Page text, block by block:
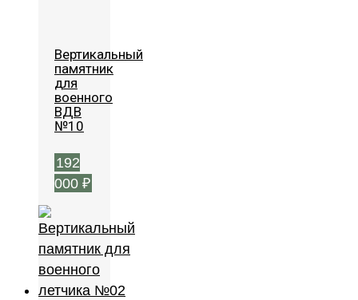
Вертикальный
памятник
для
военного
ВДВ
№10
192
000 ₽